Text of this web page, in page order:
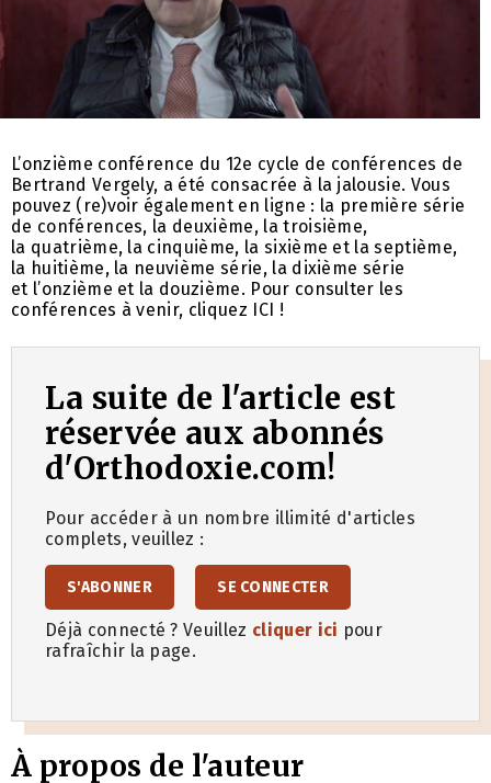
L’onzième conférence du 12e cycle de conférences de
Bertrand Vergely, a été consacrée à la jalousie. Vous
pouvez (re)voir également en ligne : la première série
de conférences, la deuxième, la troisième,
la quatrième, la cinquième, la sixième et la septième,
la huitième, la neuvième série, la dixième série
et l’onzième et la douzième. Pour consulter les
conférences à venir, cliquez ICI !
La suite de l'article est
réservée aux abonnés
d'Orthodoxie.com!
Pour accéder à un nombre illimité d'articles
complets, veuillez :
S'ABONNER SE CONNECTER
Déjà connecté ? Veuillez cliquer ici pour
rafraîchir la page.
À propos de l'auteur